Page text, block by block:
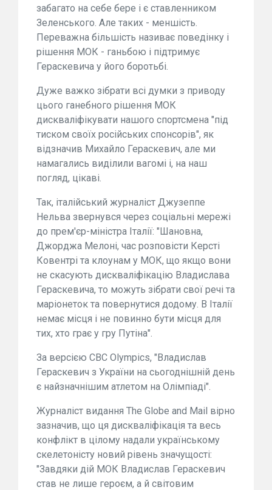
забагато на себе бере і є ставленником
Зеленського. Але таких - меншість.
Переважна більшість називає поведінку і
рішення МОК - ганьбою і підтримує
Гераскевича у його боротьбі.
Дуже важко зібрати всі думки з приводу
цього ганебного рішення МОК
дискваліфікувати нашого спортсмена "під
тиском своїх російських спонсорів", як
відзначив Михайло Гераскевич, але ми
намагались виділили вагомі і, на наш
погляд, цікаві.
Так, італійський журналіст Джузеппе
Нельва звернувся через соціальні мережі
до прем'єр-міністра Італії: "Шановна,
Джорджа Мелоні, час розповісти Керсті
Ковентрі та клоунам у МОК, що якщо вони
не скасують дискваліфікацію Владислава
Гераскевича, то можуть зібрати свої речі та
маріонеток та повернутися додому. В Італії
немає місця і не повинно бути місця для
тих, хто грає у гру Путіна".
За версією CBC Olympics, "Владислав
Гераскевич з України на сьогоднішній день
є найзначнішим атлетом на Олімпіаді".
Журналіст видання The Globe and Mail вірно
зазначив, що ця дискваліфікація та весь
конфлікт в цілому надали українському
скелетоністу новий рівень значущості:
"Завдяки дій МОК Владислав Гераскевич
став не лише героєм, а й світовим